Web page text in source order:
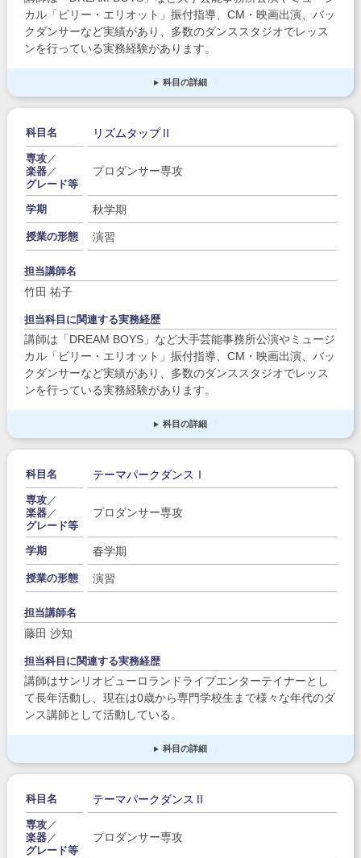
カル「ビリー・エリオット」振付指導、CM・映画出演、バッ
クダンサーなど実績があり、多数のダンススタジオでレッス
ンを行っている実務経験があります。
科目の詳細
科目名 リズムタップⅡ
専攻／
楽器／
グレード等
プロダンサー専攻
学期 秋学期
授業の形態 演習
担当講師名
竹田 祐子
担当科目に関連する実務経歴
講師は「DREAM BOYS」など大手芸能事務所公演やミュージ
カル「ビリー・エリオット」振付指導、CM・映画出演、バッ
クダンサーなど実績があり、多数のダンススタジオでレッス
ンを行っている実務経験があります。
科目の詳細
科目名 テーマパークダンスⅠ
専攻／
楽器／
グレード等
プロダンサー専攻
学期 春学期
授業の形態 演習
担当講師名
藤田 沙知
担当科目に関連する実務経歴
講師はサンリオピューロランドライブエンターテイナーとし
て長年活動し、現在は0歳から専門学校生まで様々な年代のダ
ンス講師として活動している。
科目の詳細
科目名 テーマパークダンスⅡ
専攻／
楽器／
グレード等
プロダンサー専攻